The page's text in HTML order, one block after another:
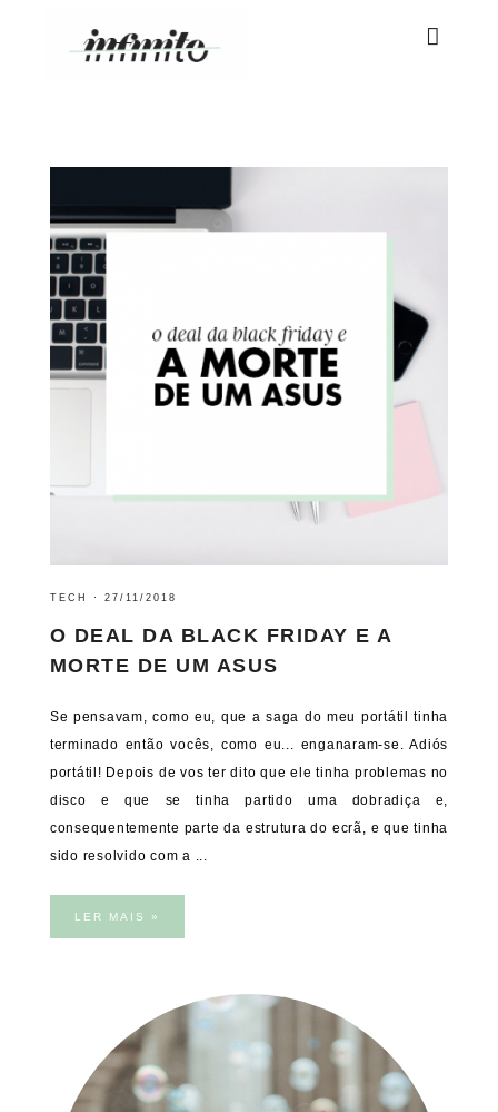
TECH · 27/11/2018
O DEAL DA BLACK FRIDAY E A
MORTE DE UM ASUS
Se pensavam, como eu, que a saga do meu portátil tinha
terminado então vocês, como eu... enganaram-se. Adiós
portátil! Depois de vos ter dito que ele tinha problemas no
disco e que se tinha partido uma dobradiça e,
consequentemente parte da estrutura do ecrã, e que tinha
sido resolvido com a ...
LER MAIS »